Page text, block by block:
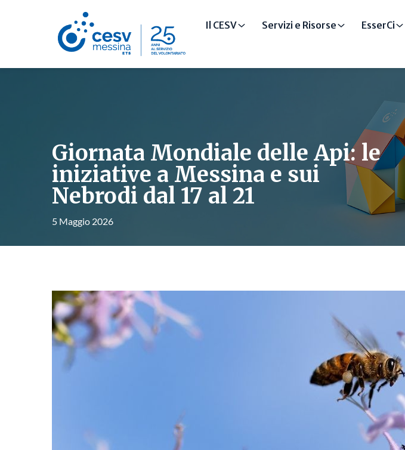
Il CESV Servizi e Risorse EsserCi
Giornata Mondiale delle Api: le
iniziative a Messina e sui
Nebrodi dal 17 al 21
5 Maggio 2026